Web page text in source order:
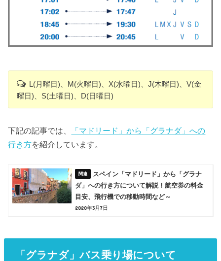
L(月曜日)、M(火曜日)、X(水曜日)、J(木曜日)、V(金
曜日)、S(土曜日)、D(日曜日)
下記の記事では、
「マドリード」から「グラナダ」への
行き方を紹介しています。
スペイン「マドリード」から「グラナ
ダ」への行き方について解説！航空券の料金
目安、飛行機での移動時間など～
2020年3月7日
「グラナダ」バス乗り場について